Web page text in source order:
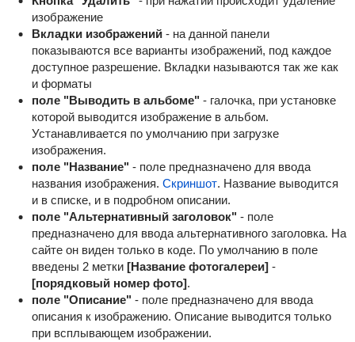
изображение
Вкладки изображений- на данной панели
показываются все варианты изображений, под каждое
доступное разрешение. Вкладки называются так же как
и форматы
поле "Выводить в альбоме" - галочка, при установке
которой выводится изображение в альбом.
Устанавливается по умолчанию при загрузке
изображения.
поле "Название" - поле предназначено для ввода
названия изображения. Скриншот. Название выводится
и в списке, и в подробном описании.
поле "Альтернативный заголовок" - поле
предназначено для ввода альтернативного заголовка. На
сайте он виден только в коде. По умолчанию в поле
введены 2 метки [Название фотогалереи]-
[порядковый номер фото].
поле "Описание" - поле предназначено для ввода
описания к изображению. Описание выводится только
при всплывающем изображении.